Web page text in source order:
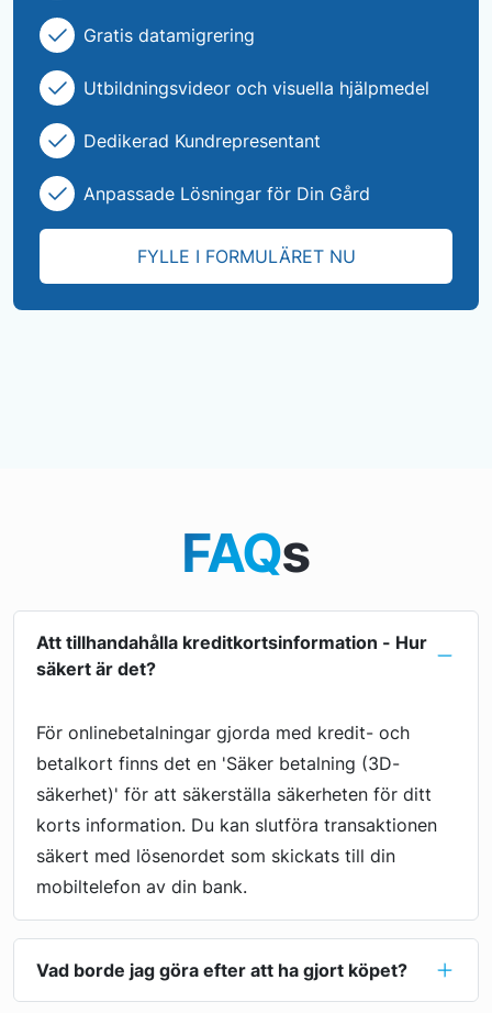
Gratis datamigrering
Utbildningsvideor och visuella hjälpmedel
Dedikerad Kundrepresentant
Anpassade Lösningar för Din Gård
FYLLE I FORMULÄRET NU
FAQs
Att tillhandahålla kreditkortsinformation - Hur
säkert är det?
För onlinebetalningar gjorda med kredit- och
betalkort finns det en 'Säker betalning (3D-
säkerhet)' för att säkerställa säkerheten för ditt
korts information. Du kan slutföra transaktionen
säkert med lösenordet som skickats till din
mobiltelefon av din bank.
Vad borde jag göra efter att ha gjort köpet?